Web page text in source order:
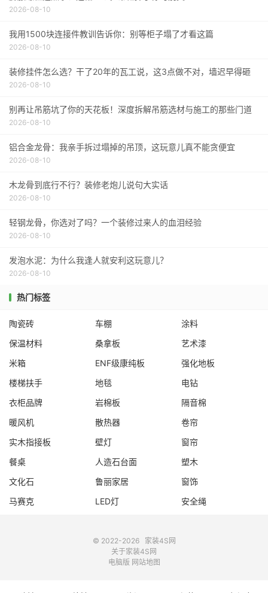
2026-08-10
我用1500块连接件教训告诉你：别等柜子塌了才看这篇
2026-08-10
装修挂件怎么选？干了20年的瓦工说，这3点做不对，墙迟早得砸
2026-08-10
别再让吊筋坑了你的天花板！深度拆解吊筋选材与施工的那些门道
2026-08-10
铝合金龙骨：我亲手拆过塌掉的吊顶，这玩意儿真不能贪便宜
2026-08-10
木龙骨到底行不行？装修老炮儿说句大实话
2026-08-10
轻钢龙骨，你选对了吗？一个装修过来人的血泪经验
2026-08-10
发泡水泥：为什么我逢人就安利这玩意儿？
2026-08-10
热门标签
陶瓷砖 车棚
涂料
保温材料
桑拿板
艺术漆
米箱
ENF级康纯板
强化地板
楼梯扶手
地毯
电钻
衣柜品牌
岩棉板
隔音棉
暖风机
散热器
卷帘
实木指接板
壁灯
窗帘
餐桌
人造石台面
塑木
文化石
鲁丽家居
窗饰
马赛克
LED灯 安全绳
© 2022-2026 家装4S网
关于家装4S网
电脑版 网站地图